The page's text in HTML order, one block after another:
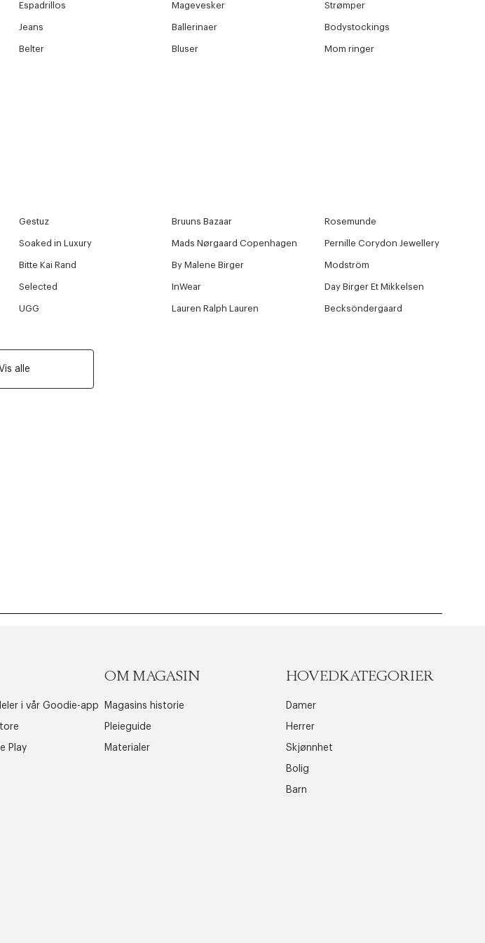
Espadrillos Magevesker Strømper
Jeans Ballerinaer Bodystockings
Belter Bluser Mom ringer
Gestuz Bruuns Bazaar Rosemunde
Soaked in Luxury Mads Nørgaard Copenhagen Pernille Corydon Jewellery
Bitte Kai Rand By Malene Birger Modström
Selected InWear Day Birger Et Mikkelsen
UGG Lauren Ralph Lauren Becksöndergaard
Vis alle
i vår Goodie-app
Play
OM MAGASIN
Magasins historie
Pleieguide
Materialer
HOVEDKATEGORIER
Damer
Herrer
Skjønnhet
Bolig
Barn